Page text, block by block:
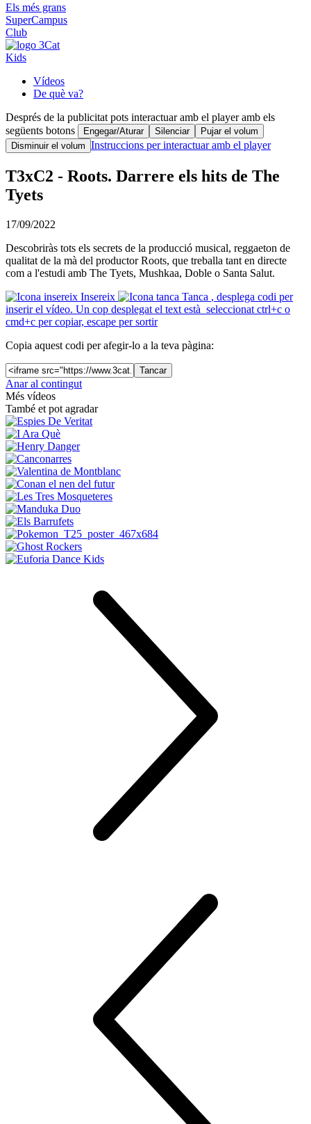
Els més grans
SuperCampus
Club
Kids
Vídeos
De què va?
Després de la publicitat pots interactuar amb el player amb els
següents botons
Engegar/Aturar Silenciar
Pujar el volum
Disminuir el volum Instruccions per interactuar amb el player
T3xC2 - Roots. Darrere els hits de The
Tyets
17/09/2022
Descobriràs tots els secrets de la producció musical, reggaeton de
qualitat de la mà del productor Roots, que treballa tant en directe
com a l'estudi amb The Tyets, Mushkaa, Doble o Santa Salut.
Insereix
Tanca , desplega codi per
inserir el vídeo. Un cop desplegat el text està seleccionat ctrl+c o
cmd+c per copiar, escape per sortir
Copia aquest codi per afegir-lo a la teva pàgina:
Tancar
Anar al contingut
Més vídeos
També et pot agradar